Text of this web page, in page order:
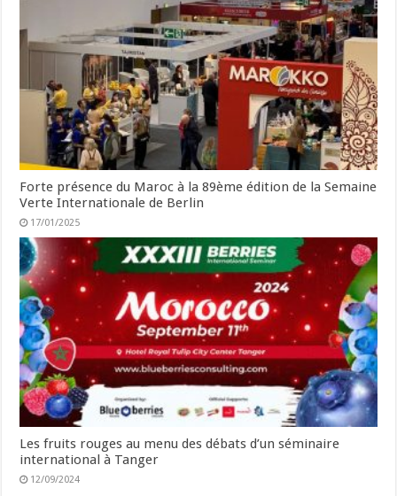
Forte présence du Maroc à la 89ème édition de la Semaine
Verte Internationale de Berlin
17/01/2025
Les fruits rouges au menu des débats d’un séminaire
international à Tanger
12/09/2024